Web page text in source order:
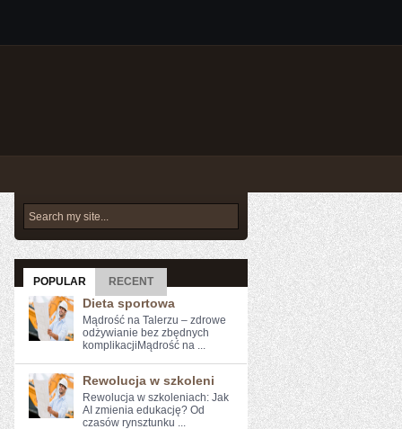
POPULAR RECENT
Dieta sportowa
Mądrość na Talerzu – zdrowe
odżywianie bez zbędnych
komplikacjiMądrość na ...
Rewolucja w szkoleni
Rewolucja w szkoleniach: Jak
AI ⁣zmienia edukację? Od
czasów rynsztunku⁢ ...